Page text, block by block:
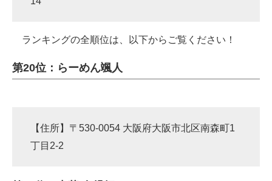
ランキングの全順位は、以下からご覧ください！
第20位：らーめん颯人
【住所】〒530-0054 大阪府大阪市北区南森町1
丁目2-2